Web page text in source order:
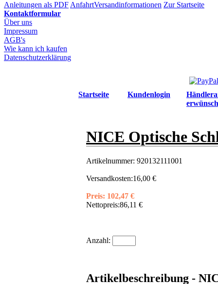
Anleitungen als PDF AnfahrtVersandinformationen Zur Startseite
Kontaktformular
Über uns
Impressum
AGB's
Wie kann ich kaufen
Datenschutzerklärung
Startseite Kundenlogin
NICE Optische
Artikelnummer: 920132111001
Versandkosten:16,00 €
Preis: 102,47 €
Nettopreis:86,11 €
Anzahl:
Artikelbeschreibung -